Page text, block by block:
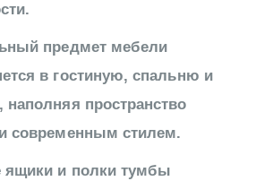
предмет мебели
в гостиную, спальню и
пространство
современным стилем.
ящики и полки тумбы